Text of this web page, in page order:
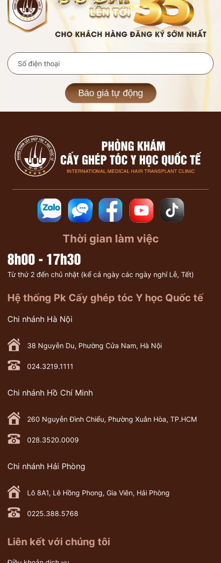
Báo giá tự động
Thời gian làm việc
8h00 - 17h30
Từ thứ 2 đến chủ nhật (kể cả ngày các ngày nghỉ Lễ, Tết)
Hệ thống Pk Cấy ghép tóc Y học Quốc tế
Chi nhánh Hà Nội
38 Nguyễn Du, Phường Cửa Nam, Hà Nội
024.3219.1111
Chi nhánh Hồ Chí Minh
260 Nguyễn Đình Chiểu, Phường Xuân Hòa, TP.HCM
028.3520.0009
Chi nhánh Hải Phòng
Lô 8A1, Lê Hồng Phong, Gia Viên, Hải Phòng
0225.388.5768
Liên kết với chúng tôi